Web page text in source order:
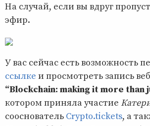
На случай, если вы вдруг
эфир.
У вас сейчас есть возможность
ссылке и просмотреть запись
“Blockchain: making it more than
котором приняла участие
сооснователь Сrypto.tickets, а